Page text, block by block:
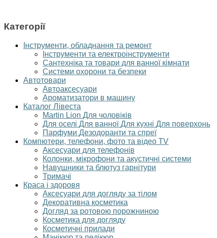
Категорії
Інструменти, обладнання та ремонт
Інструменти та електроінструменти
Сантехніка та товари для ванної кімнати
Системи охорони та безпеки
Автотовари
Автоаксесуари
Ароматизатори в машину
Каталог Лівеста
Martin Lion Для чоловіків
Для оселі Для ванноїДля кухні Для поверхонь
Парфуми Дезодоранти та спреї
Компютери, телефони, фото та відео TV
Аксесуари для телефонів
Колонки, мікрофони та акустичні системи
Навушники та блютуз гарнітури
Тримачі
Краса і здоровя
Аксесуари для догляду за тілом
Декоративна косметика
Догляд за ротовою порожниною
Косметика для догляду
Косметичні прилади